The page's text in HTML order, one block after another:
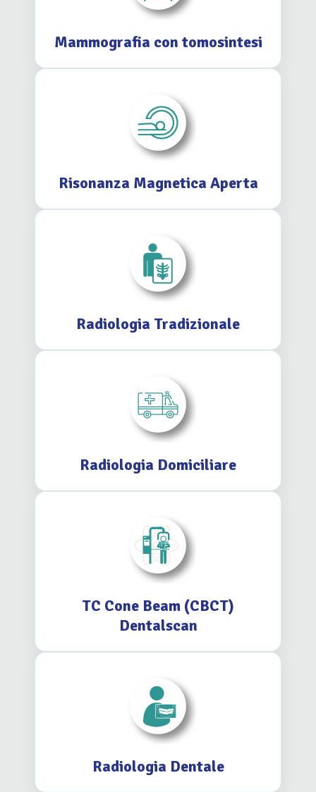
Mammografia con tomosintesi
Risonanza Magnetica Aperta
Radiologia Tradizionale
Radiologia Domiciliare
TC Cone Beam (CBCT)
Dentalscan
Radiologia Dentale